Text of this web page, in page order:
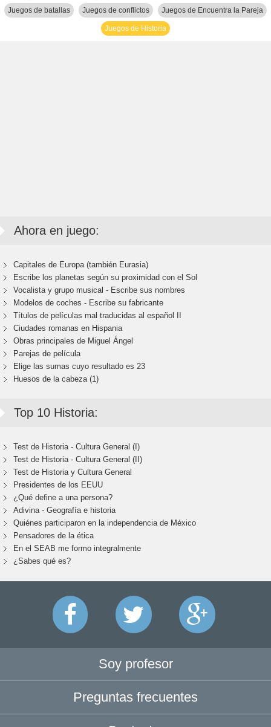
Juegos de batallas Juegos de conflictos Juegos de Encuentra la Pareja
Juegos de Historia
Ahora en juego:
Capitales de Europa (también Eurasia)
Escribe los planetas según su proximidad con el Sol
Vocalista y grupo musical - Escribe sus nombres
Modelos de coches - Escribe su fabricante
Títulos de películas mal traducidas al español II
Ciudades romanas en Hispania
Obras principales de Miguel Ángel
Parejas de película
Elige las sumas cuyo resultado es 23
Huesos de la cabeza (1)
Top 10 Historia:
Test de Historia - Cultura General (I)
Test de Historia - Cultura General (II)
Test de Historia y Cultura General
Presidentes de los EEUU
¿Qué define a una persona?
Adivina - Geografía e historia
Quiénes participaron en la independencia de México
Pensadores de la ética
En el SEAB me formo integralmente
¿Sabes qué es?
Soy profesor
Preguntas frecuentes